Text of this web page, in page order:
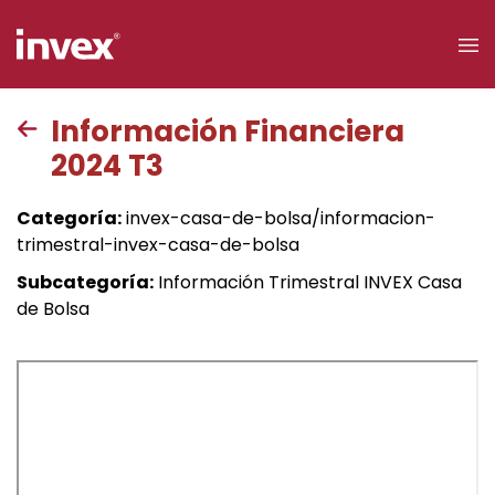
Acceso a
Buscar
Personas
Información Financiera
2024 T3
Categoría:invex-casa-de-bolsa/informacion-
trimestral-invex-casa-de-bolsa
Subcategoría: Información Trimestral INVEX Casa
de Bolsa